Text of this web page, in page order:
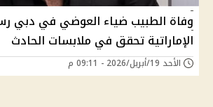
وفاة الطبيب ضياء العوضي في دبي
الإماراتية تحقق في ملابسات الحادث
الأحد 19/أبريل/2026 - 09:11 م